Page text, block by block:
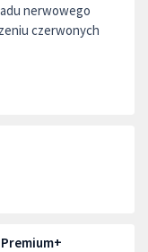
nerwowego
czerwonych